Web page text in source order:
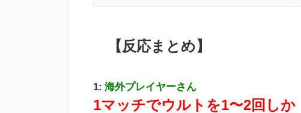
【反応まとめ】
1: 海外プレイヤーさん
1マッチでウルトを1〜2回しか